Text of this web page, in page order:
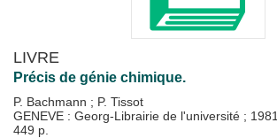
LIVRE
Précis de génie chimique.
P. Bachmann ; P. Tissot
GENEVE : Georg-Librairie de l'université ; 1981
449 p.